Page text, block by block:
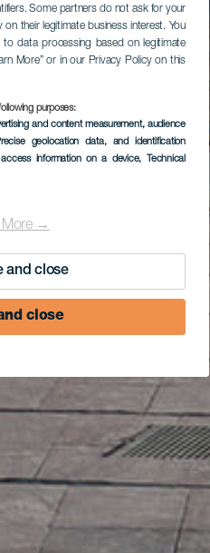
Some partners do not ask for your
their legitimate business interest. You
data processing based on legitimate
More” or in our Privacy Policy on this
purposes:
and content measurement, audience
geolocation data, and identification
information on a device, Technical
More →
and close
close